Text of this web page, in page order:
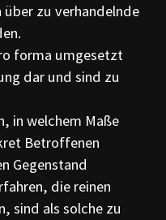
zu verhandelnde
forma umgesetzt
dar und sind zu
in welchem Maße
Betroffenen
Gegenstand
die reinen
sind als solche zu